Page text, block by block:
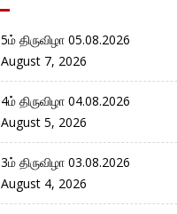
5ம் திருவிழா 05.08.2026
August 7, 2026
4ம் திருவிழா 04.08.2026
August 5, 2026
3ம் திருவிழா 03.08.2026
August 4, 2026